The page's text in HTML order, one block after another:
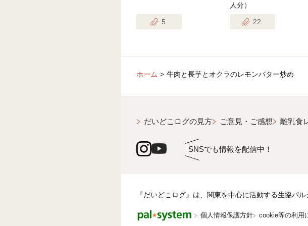
5
人分）
22
ホーム 牛肉と長芋とオクラのレモンバター炒め
だいどこログの見方 ご意見・ご感想 離乳食
SNSでも情報を配信中！
『だいどこログ』は、関東を中心に活動する生協パ
個人情報保護方針 cookie等の利用